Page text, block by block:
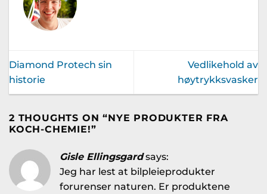
Diamond Protech sin
historie
Vedlikehold av
høytrykksvasker
2 THOUGHTS ON “NYE PRODUKTER FRA
KOCH-CHEMIE!”
Gisle Ellingsgard says:
Jeg har lest at bilpleieprodukter
forurenser naturen. Er produktene